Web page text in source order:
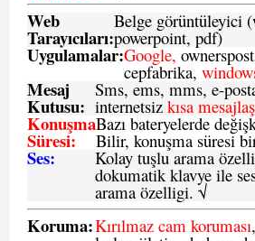
Web
Tarayıcıları:
Belge görüntüleyici
powerpoint, pdf)
Uygulamalar:Google,
cepfabrika,
Mesaj
Kutusu:
Sms, ems, mms, e-
internetsiz kısa
Konuşma
Süresi:
Bazı bateryelerde
Bilir, konuşma süresi
Ses: Kolay tuşlu arama
dokumatik klavye ile
arama özelligi. √
Koruma:Kırılmaz cam koruması